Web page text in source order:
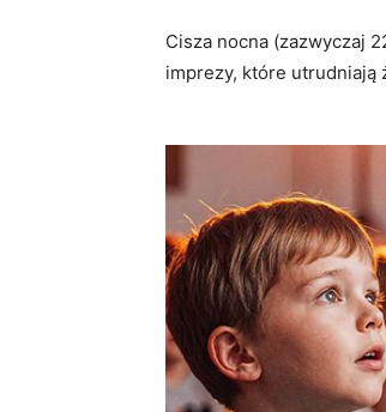
Cisza nocna (zazwyczaj
imprezy, które utrudniają